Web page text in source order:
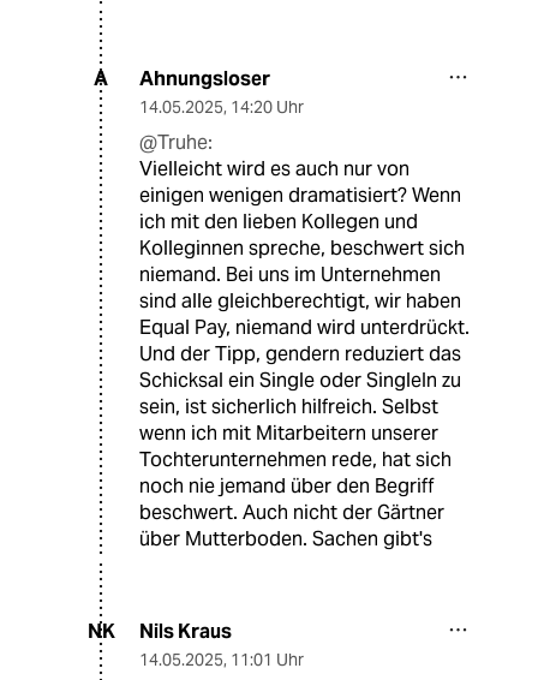
A Ahnungsloser
14.05.2025, 14:20 Uhr
@Truhe:
Vielleicht wird es auch nur von
einigen wenigen dramatisiert? Wenn
ich mit den lieben Kollegen und
Kolleginnen spreche, beschwert sich
niemand. Bei uns im Unternehmen
sind alle gleichberechtigt, wir haben
Equal Pay, niemand wird unterdrückt.
Und der Tipp, gendern reduziert das
Schicksal ein Single oder SingleIn zu
sein, ist sicherlich hilfreich. Selbst
wenn ich mit Mitarbeitern unserer
Tochterunternehmen rede, hat sich
noch nie jemand über den Begriff
beschwert. Auch nicht der Gärtner
über Mutterboden. Sachen gibt's
NK Nils Kraus
14.05.2025, 11:01 Uhr